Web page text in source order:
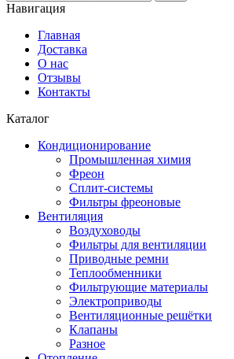
Навигация
Главная
Доставка
О нас
Отзывы
Контакты
Каталог
Кондиционирование
Промышленная химия
Фреон
Сплит-системы
Фильтры фреоновые
Вентиляция
Воздуховоды
Фильтры для вентиляции
Приводные ремни
Теплообменники
Фильтрующие материалы
Электроприводы
Вентиляционные решётки
Клапаны
Разное